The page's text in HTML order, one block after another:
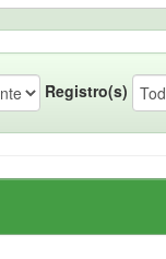
Registro(s)